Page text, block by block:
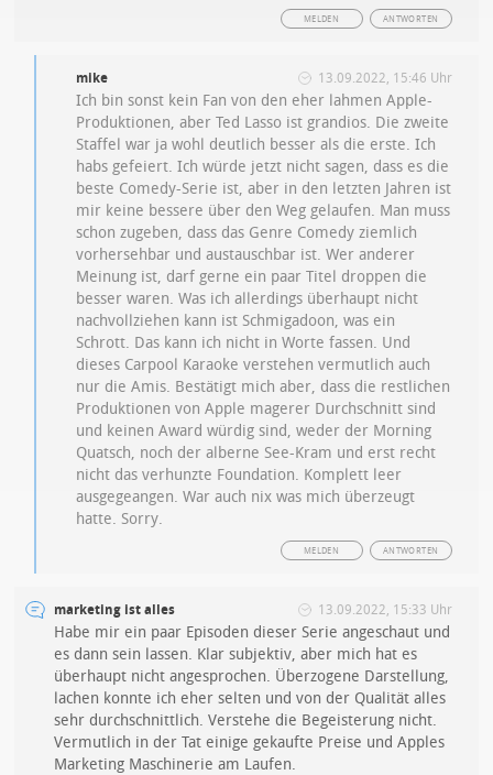
ANTWORTEN
MELDEN
mike 13.09.2022, 15:46 Uhr
Ich bin sonst kein Fan von den eher lahmen Apple-
Produktionen, aber Ted Lasso ist grandios. Die zweite
Staffel war ja wohl deutlich besser als die erste. Ich
habs gefeiert. Ich würde jetzt nicht sagen, dass es die
beste Comedy-Serie ist, aber in den letzten Jahren ist
mir keine bessere über den Weg gelaufen. Man muss
schon zugeben, dass das Genre Comedy ziemlich
vorhersehbar und austauschbar ist. Wer anderer
Meinung ist, darf gerne ein paar Titel droppen die
besser waren. Was ich allerdings überhaupt nicht
nachvollziehen kann ist Schmigadoon, was ein
Schrott. Das kann ich nicht in Worte fassen. Und
dieses Carpool Karaoke verstehen vermutlich auch
nur die Amis. Bestätigt mich aber, dass die restlichen
Produktionen von Apple magerer Durchschnitt sind
und keinen Award würdig sind, weder der Morning
Quatsch, noch der alberne See-Kram und erst recht
nicht das verhunzte Foundation. Komplett leer
ausgegeangen. War auch nix was mich überzeugt
hatte. Sorry.
ANTWORTEN
MELDEN
marketing ist alles 13.09.2022, 15:33 Uhr
Habe mir ein paar Episoden dieser Serie angeschaut und
es dann sein lassen. Klar subjektiv, aber mich hat es
überhaupt nicht angesprochen. Überzogene Darstellung,
lachen konnte ich eher selten und von der Qualität alles
sehr durchschnittlich. Verstehe die Begeisterung nicht.
Vermutlich in der Tat einige gekaufte Preise und Apples
Marketing Maschinerie am Laufen.